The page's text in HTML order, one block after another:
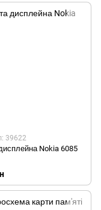
39622
Nokia 6085